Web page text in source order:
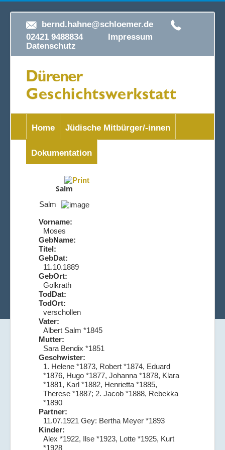
bernd.hahne@schloemer.de
02421 9488834 Impressum
Datenschutz
Home Jüdische Mitbürger/-innen
Dokumentation
Salm
Salm
Vorname:
Moses
GebName:
Titel:
GebDat:
11.10.1889
GebOrt:
Golkrath
TodDat:
TodOrt:
verschollen
Vater:
Albert Salm *1845
Mutter:
Sara Bendix *1851
Geschwister:
1. Helene *1873, Robert *1874, Eduard
*1876, Hugo *1877, Johanna *1878, Klara
*1881, Karl *1882, Henrietta *1885,
Therese *1887; 2. Jacob *1888, Rebekka
*1890
Partner:
11.07.1921 Gey: Bertha Meyer *1893
Kinder:
Alex *1922, Ilse *1923, Lotte *1925, Kurt
*1928